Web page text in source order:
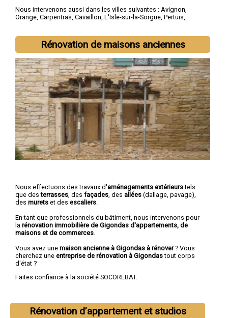
Nous intervenons aussi dans les villes suivantes : Avignon,
Orange, Carpentras, Cavaillon, L'Isle-sur-la-Sorgue, Pertuis,
Rénovation de maisons anciennes
Nous effectuons des travaux d'aménagements extérieurstels
que desterrasses , des façades , des allées (dallage, pavage),
des murets et des escaliers
En tant que professionnels du bâtiment, nous intervenons pour
la rénovation immobilière de Gigondas d'appartements, de
maisons et de commerces
Vous avez une maison ancienne à Gigondas à rénover? Vous
cherchez une entreprise de rénovation à Gigondastout corps
d'état ?
Faites confiance à la société SOCOREBAT.
Rénovation d’appartement et studios